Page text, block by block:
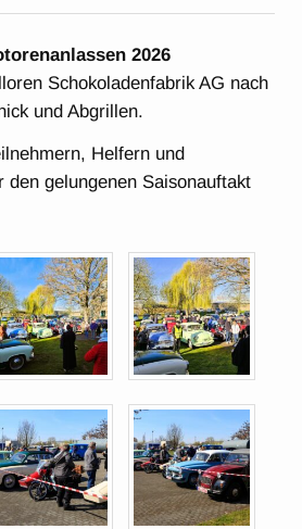
2026
Schokoladenfabrik AG nach
und Abgrillen.
Helfern und
den gelungenen Saisonauftakt